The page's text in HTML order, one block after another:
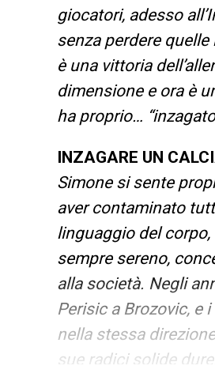
giocatori, adesso
senza perdere
è una vittoria
dimensione e ora è
ha proprio…
INZAGARE UN
Simone si sente
aver contaminato
linguaggio del
sempre sereno,
alla società. Negli
Perisic a Brozovic, e
nella stessa
sue radici solide